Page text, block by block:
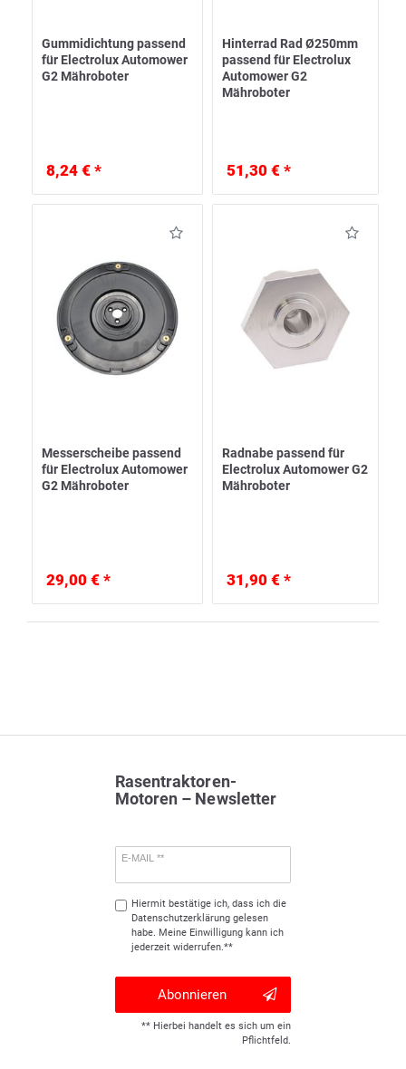
Gummidichtung passend
für Electrolux Automower
G2 Mähroboter
8,24 € *
Hinterrad Rad Ø250mm
passend für Electrolux
Automower G2
Mähroboter
51,30 € *
Messerscheibe passend
für Electrolux Automower
G2 Mähroboter
29,00 € *
Radnabe passend für
Electrolux Automower G2
Mähroboter
31,90 € *
Rasentraktoren-
Motoren – Newsletter
E-MAIL **
Hiermit bestätige ich, dass ich die
Daten­schutz­erklärunggelesen
habe. Meine Einwilligung kann ich
jederzeit widerrufen.**
Abonnieren
** Hierbei handelt es sich um ein
Pflichtfeld.